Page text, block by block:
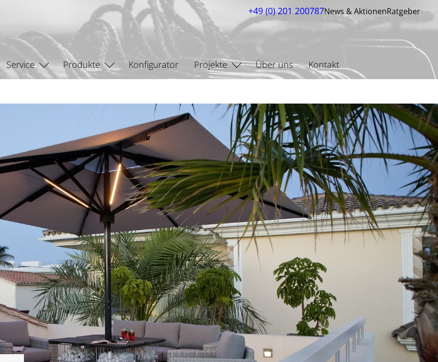
+49 (0) 201 200787News & AktionenRatgeber
Service Produkte Konfigurator Projekte Über uns Kontakt